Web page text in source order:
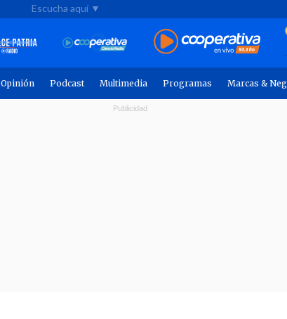
Escucha aquí ▼
Opinión Podcast Multimedia Programas Marcas &